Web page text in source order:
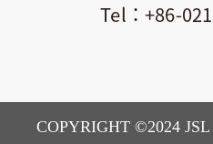
+86-
COPYRIGHT ©2024